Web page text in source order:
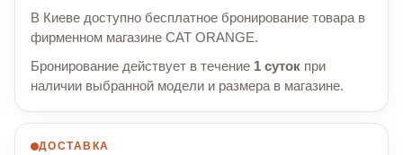
В Киеве доступно бесплатное бронирование товара в
фирменном магазине CAT ORANGE.
Бронирование действует в течение 1 суток при
наличии выбранной модели и размера в магазине.
ДОСТАВКА